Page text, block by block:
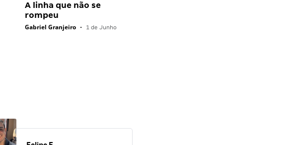
A linha que não se
rompeu
Gabriel Granjeiro • 1 de Junho